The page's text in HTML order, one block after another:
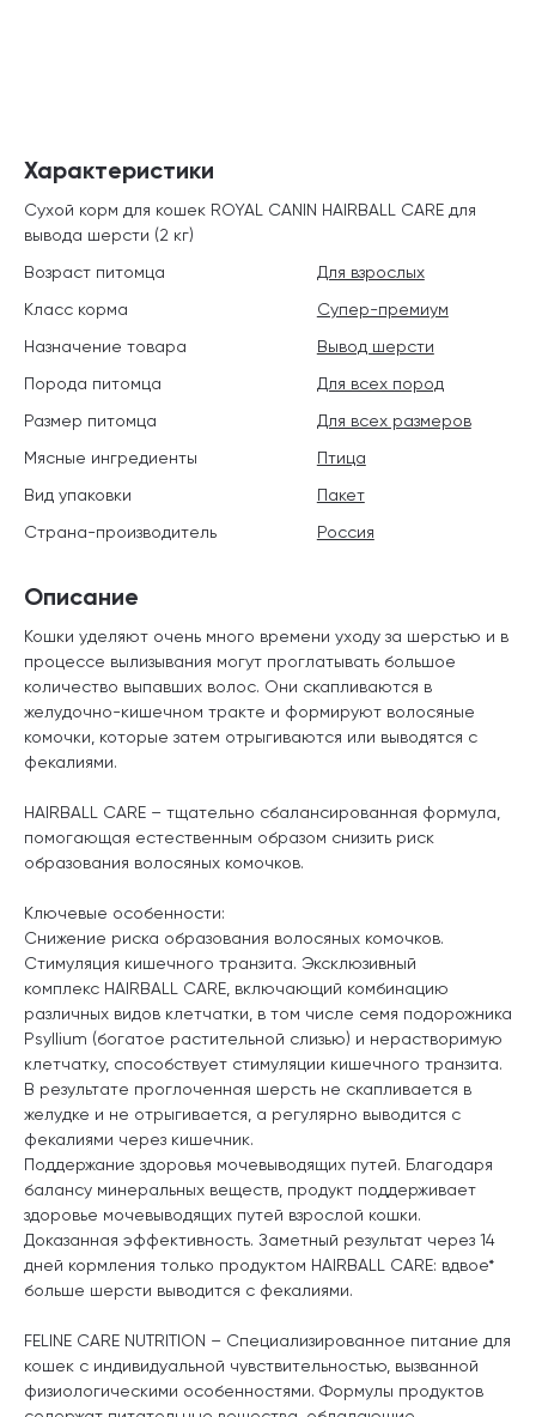
Описание
Кошки уделяют очень много времени уходу за шерстью и в
процессе вылизывания могут проглатывать большое
количество выпавших волос. Они скапливаются в
желудочно-кишечном тракте и формируют волосяные
комочки, которые затем отрыгиваются или выводятся с
фекалиями.
HAIRBALL CARE – тщательно сбалансированная формула,
помогающая естественным образом снизить риск
образования волосяных комочков.
Ключевые особенности:
Снижение риска образования волосяных комочков.
Стимуляция кишечного транзита. Эксклюзивный
комплекс HAIRBALL CARE, включающий комбинацию
различных видов клетчатки, в том числе семя подорожника
Psyllium (богатое растительной слизью) и нерастворимую
клетчатку, способствует стимуляции кишечного транзита.
В результате проглоченная шерсть не скапливается в
желудке и не отрыгивается, а регулярно выводится с
фекалиями через кишечник.
Поддержание здоровья мочевыводящих путей. Благодаря
балансу минеральных веществ, продукт поддерживает
здоровье мочевыводящих путей взрослой кошки.
Доказанная эффективность. Заметный результат через 14
дней кормления только продуктом HAIRBALL CARE: вдвое*
больше шерсти выводится с фекалиями.
FELINE CARE NUTRITION – Специализированное питание для
кошек с индивидуальной чувствительностью, вызванной
физиологическими особенностями. Формулы продуктов
Характеристики
Сухой корм для кошек ROYAL CANIN HAIRBALL CARE для
вывода шерсти (2 кг)
Возраст питомца
Для взрослых
Класс корма
Супер-премиум
Назначение товара
Вывод шерсти
Порода питомца
Для всех пород
Размер питомца
Для всех размеров
Мясные ингредиенты
Птица
Вид упаковки
Пакет
Страна-производитель
Россия